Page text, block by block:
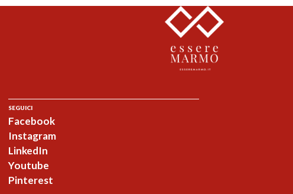
SEGUICI
Facebook
Instagram
LinkedIn
Youtube
Pinterest